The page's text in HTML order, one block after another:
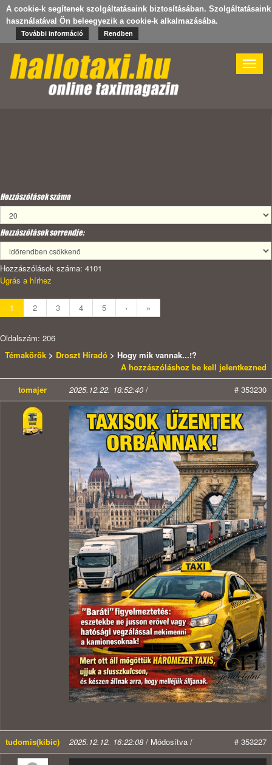
A cookie-k segítenek szolgáltatásaink biztosításában. Szolgáltatásaink
használatával Ön beleegyezik a cookie-k alkalmazásába.
További információ Rendben
Toggle
Hozzászólások száma
Hozzászólások sorrendje:
Hozzászólások száma: 4101
Ugrás a hírhez
1 2 3 4 5 › »
Oldalszám: 206
Témakörök > Droszt Híradó > Hogy mik vannak...!?
A hozzászóláshoz be kell jelentkezned
tomajer
2025.12.22. 18:52:40 / # 353230
tudomis(kibic) 2025.12.12. 16:22:08 / Módosítva / # 353227